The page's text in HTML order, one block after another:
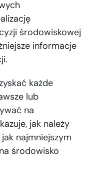
środowiskowej
informacje
każde
lub
na
jak należy
najmniejszym
środowisko